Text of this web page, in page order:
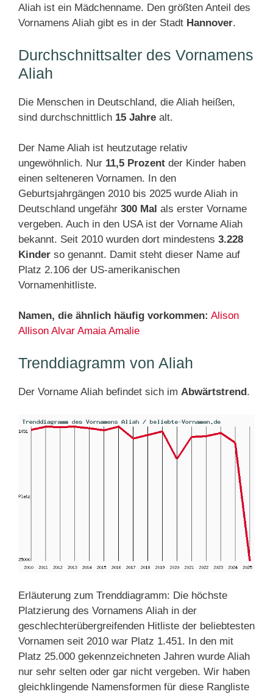
Aliah ist ein Mädchenname. Den größten Anteil des
Vornamens Aliah gibt es in der Stadt Hannover.
Durchschnittsalter des Vornamens
Aliah
Die Menschen in Deutschland, die Aliah heißen,
sind durchschnittlich 15 Jahre alt.
Der Name Aliah ist heutzutage relativ
ungewöhnlich. Nur 11,5 Prozent der Kinder haben
einen selteneren Vornamen. In den
Geburtsjahrgängen 2010 bis 2025 wurde Aliah in
Deutschland ungefähr 300 Mal als erster Vorname
vergeben. Auch in den USA ist der Vorname Aliah
bekannt. Seit 2010 wurden dort mindestens 3.228
Kinder so genannt. Damit steht dieser Name auf
Platz 2.106 der US-amerikanischen
Vornamenhitliste.
Namen, die ähnlich häufig vorkommen: Alison
Allison Alvar Amaia Amalie
Trenddiagramm von Aliah
Der Vorname Aliah befindet sich im Abwärtstrend.
Erläuterung zum Trenddiagramm: Die höchste
Platzierung des Vornamens Aliah in der
geschlechterübergreifenden Hitliste der beliebtesten
Vornamen seit 2010 war Platz 1.451. In den mit
Platz 25.000 gekennzeichneten Jahren wurde Aliah
nur sehr selten oder gar nicht vergeben. Wir haben
gleichklingende Namensformen für diese Rangliste